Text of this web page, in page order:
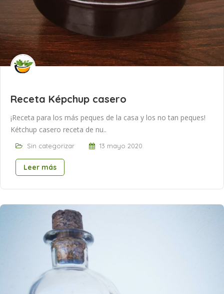
Receta Képchup casero
¡Receta para los más peques de la casa y los no tan peques!
Kétchup casero receta de nu..
Sin categorizar 13 mayo 2020
Leer más